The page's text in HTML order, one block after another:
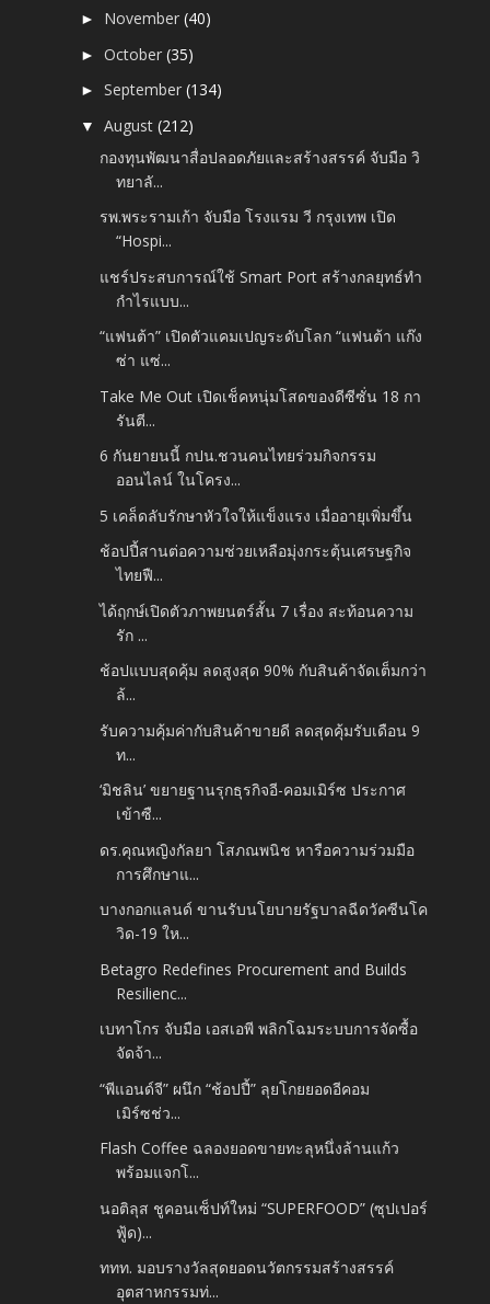
► November(40)
►October(35)
►September(134)
▼August(212)
กองทุนพัฒนาสื่อปลอดภัยและสร้างสรรค์ จับมือ วิ
ทยาลั...
รพ.พระรามเก้า จับมือ โรงแรม วี กรุงเทพ เปิด
“Hospi...
แชร์ประสบการณ์ใช้ Smart Port สร้างกลยุทธ์ทำ
กำไรแบบ...
“แฟนต้า” เปิดตัวแคมเปญระดับโลก “แฟนต้า แก๊ง
ซ่า แซ่...
Take Me Out เปิดเช็คหนุ่มโสดของดีซีซั่น 18 กา
รันตี...
6 กันยายนนี้ กปน.ชวนคนไทยร่วมกิจกรรม
ออนไลน์ ในโครง...
5 เคล็ดลับรักษาหัวใจให้แข็งแรง เมื่ออายุเพิ่มขึ้น
ช้อปปี้สานต่อความช่วยเหลือมุ่งกระตุ้นเศรษฐกิจ
ไทยฟื...
ได้ฤกษ์เปิดตัวภาพยนตร์สั้น 7 เรื่อง สะท้อนความ
รัก ...
ช้อปแบบสุดคุ้ม ลดสูงสุด 90% กับสินค้าจัดเต็มกว่า
ล้...
รับความคุ้มค่ากับสินค้าขายดี ลดสุดคุ้มรับเดือน 9
ท...
‘มิชลิน’ ขยายฐานรุกธุรกิจอี-คอมเมิร์ซ ประกาศ
เข้าซื...
ดร.คุณหญิงกัลยา โสภณพนิช หารือความร่วมมือ
การศึกษาแ...
บางกอกแลนด์ ขานรับนโยบายรัฐบาลฉีดวัคซีนโค
วิด-19 ให...
Betagro Redefines Procurement and Builds
Resilienc...
เบทาโกร จับมือ เอสเอพี พลิกโฉมระบบการจัดซื้อ
จัดจ้า...
“พีแอนด์จี” ผนึก “ช้อปปี้” ลุยโกยยอดอีคอม
เมิร์ซช่ว...
Flash Coffee ฉลองยอดขายทะลุหนึ่งล้านแก้ว
พร้อมแจกโ...
นอติลุส ชูคอนเซ็ปท์ใหม่ “SUPERFOOD” (ซุปเปอร์
ฟู้ด)...
ททท. มอบรางวัลสุดยอดนวัตกรรมสร้างสรรค์
อุตสาหกรรมท่...